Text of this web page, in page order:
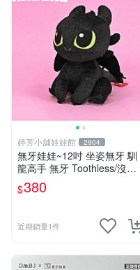
婷芳小舖娃娃館 2904
無牙娃娃~12吋 坐姿無牙 馴
龍高手 無牙 Toothless/沒牙
仔 黑色夜煞公仔-全省配送
$380
近期銷量1件